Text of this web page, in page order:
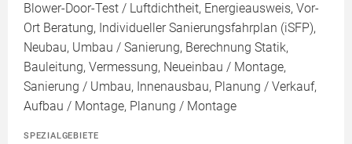
Blower-Door-Test / Luftdichtheit, Energieausweis, Vor-
Ort Beratung, Individueller Sanierungsfahrplan (iSFP),
Neubau, Umbau / Sanierung, Berechnung Statik,
Bauleitung, Vermessung, Neueinbau / Montage,
Sanierung / Umbau, Innenausbau, Planung / Verkauf,
Aufbau / Montage, Planung / Montage
SPEZIALGEBIETE